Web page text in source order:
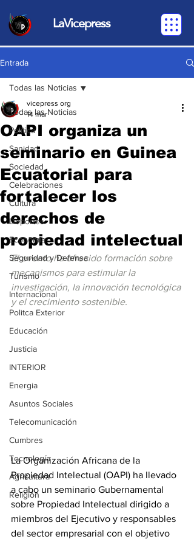
LaVicepress
Entrada
Todas las Noticias
Política
Sanidad
Sociedad
Celebraciones
Cultura
Deportes
Economia
Seguridad y Defensa
Turismo
Internacional
Politca Exterior
Educación
Justicia
INTERIOR
Energia
Asuntos Sociales
Telecomunicación
Cumbres
Tecnología
Agricultura
Religión
Todas las Noticias
OAPI organiza un
seminario en Guinea
Ecuatorial para
fortalecer los
derechos de
propiedad intelectual
vicepress org
14 mar
El evento ha ofrecido formación sobre
mecanismos para estimular la
investigación, la innovación tecnológica
y el crecimiento sostenible.
La Organización Africana de la
Propiedad Intelectual (OAPI) ha llevado
a cabo un seminario Gubernamental
sobre Propiedad Intelectual dirigido a
miembros del Ejecutivo y responsables
del sector empresarial con el objetivo